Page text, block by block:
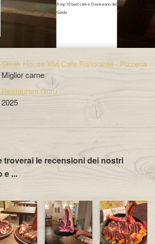
A top 10 best cafe in Desenzano del
Garda
Restaurant Guru
Steak House Vivi Cafe Ristorante - Pizzeria
Miglior carne
Restaurant Guru
2025
troverai le recensioni dei nostri
e ...